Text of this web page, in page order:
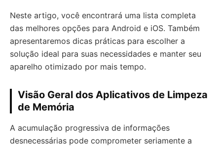
Neste artigo, você encontrará uma lista completa
das melhores opções para Android e iOS. Também
apresentaremos dicas práticas para escolher a
solução ideal para suas necessidades e manter seu
aparelho otimizado por mais tempo.
Visão Geral dos Aplicativos de Limpeza
de Memória
A acumulação progressiva de informações
desnecessárias pode comprometer seriamente a